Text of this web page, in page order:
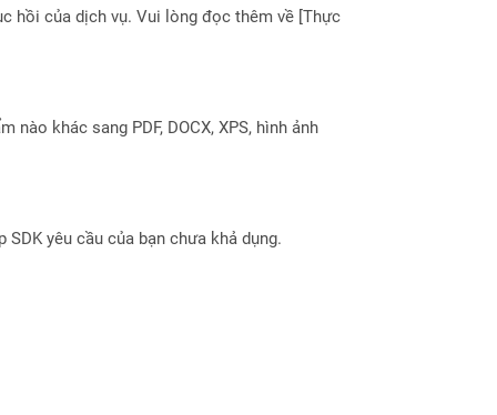
hồi của dịch vụ. Vui lòng đọc thêm về [Thực
khác sang PDF, DOCX, XPS, hình ảnh
yêu cầu của bạn chưa khả dụng.